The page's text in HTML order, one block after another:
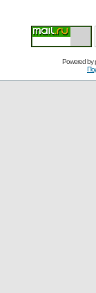
Powered by